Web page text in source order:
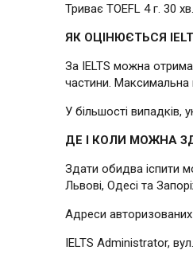
Триває TOEFL 4 г. 30
ЯК ОЦІНЮЄТЬСЯ
За IELTS можна
частини. Максимальна
У більшості випадків,
ДЕ І КОЛИ МОЖНА
Здати обидва іспити
Львові, Одесі та
Адреси авторизованих
IELTS Administrator,